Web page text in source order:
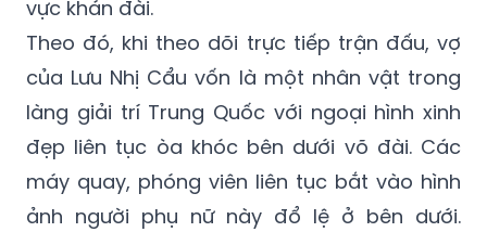
vực khán đài.
Theo đó, khi theo dõi trực tiếp trận đấu, vợ
của Lưu Nhị Cẩu vốn là một nhân vật trong
làng giải trí Trung Quốc với ngoại hình xinh
đẹp liên tục òa khóc bên dưới võ đài. Các
máy quay, phóng viên liên tục bắt vào hình
ảnh người phụ nữ này đổ lệ ở bên dưới.